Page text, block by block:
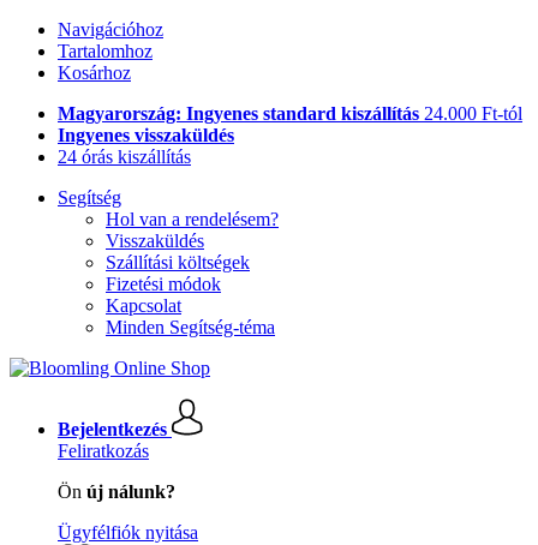
Navigációhoz
Tartalomhoz
Kosárhoz
Magyarország: Ingyenes standard kiszállítás 24.000 Ft-tól
Ingyenes visszaküldés
24 órás kiszállítás
Segítség
Hol van a rendelésem?
Visszaküldés
Szállítási költségek
Fizetési módok
Kapcsolat
Minden Segítség-téma
Bejelentkezés
Feliratkozás
Ön új nálunk?
Ügyfélfiók nyitása